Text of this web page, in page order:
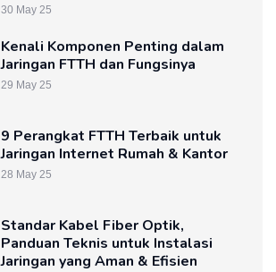
30 May 25
Kenali Komponen Penting dalam
Jaringan FTTH dan Fungsinya
29 May 25
9 Perangkat FTTH Terbaik untuk
Jaringan Internet Rumah & Kantor
28 May 25
Standar Kabel Fiber Optik,
Panduan Teknis untuk Instalasi
Jaringan yang Aman & Efisien